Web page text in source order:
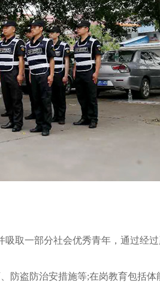
取一部分社会优秀青年，通过经
防盗防治安措施等;在岗教育包括体